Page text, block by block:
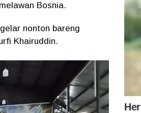
Bosnia.
nonton bareng
Khairuddin.